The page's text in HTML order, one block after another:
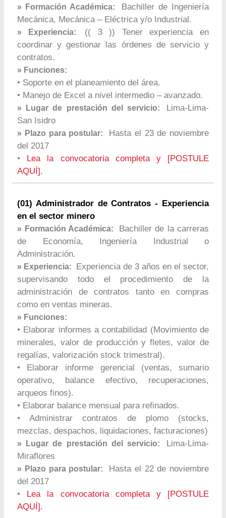
» Formación Académica:
Bachiller de Ingeniería
Mecánica, Mecánica – Eléctrica y/o Industrial.
» Experiencia:
(( 3 )) Tener experiencia en
coordinar y gestionar las órdenes de servicio y
contratos.
» Funciones:
• Soporte en el planeamiento del área.
• Manejo de Excel a nivel intermedio – avanzado.
» Lugar de prestación del servicio:
Lima-Lima-
San Isidro
» Plazo para postular:
Hasta el 23 de noviembre
del 2017
•
Lea la convocatoria completa y [POSTULE
AQUÍ].
(01) Administrador de Contratos - Experiencia
en el sector minero
» Formación Académica:
Bachiller de la carreras
de Economía, Ingeniería Industrial o
Administración.
» Experiencia:
Experiencia de 3 años en el sector,
supervisando todo el procedimiento de la
administración de contratos tanto en compras
como en ventas mineras.
» Funciones:
• Elaborar informes a contabilidad (Movimiento de
minerales, valor de producción y fletes, valor de
regalías, valorización stock trimestral).
• Elaborar informe gerencial (ventas, sumario
operativo, balance efectivo, recuperaciones,
arqueos finos).
• Elaborar balance mensual para refinados.
• Administrar contratos de plomo (stocks,
mezclas, despachos, liquidaciones, facturaciones)
» Lugar de prestación del servicio:
Lima-Lima-
Miraflores
» Plazo para postular:
Hasta el 22 de noviembre
del 2017
•
Lea la convocatoria completa y [POSTULE
AQUÍ].